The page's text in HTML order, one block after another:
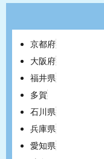
京都府
大阪府
福井県
多賀
石川県
兵庫県
愛知県